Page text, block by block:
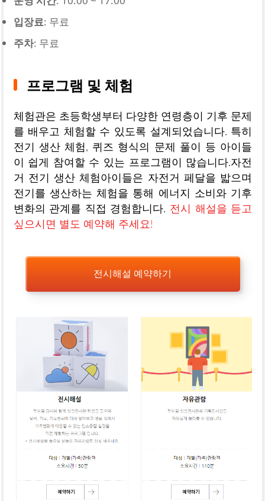
입장료: 무료
주차: 무료
프로그램 및 체험
체험관은 초등학생부터 다양한 연령층이 기후 문제
를 배우고 체험할 수 있도록 설계되었습니다. 특히
전기 생산 체험, 퀴즈 형식의 문제 풀이 등 아이들
이 쉽게 참여할 수 있는 프로그램이 많습니다.자전
거 전기 생산 체험아이들은 자전거 페달을 밟으며
전기를 생산하는 체험을 통해 에너지 소비와 기후
변화의 관계를 직접 경험합니다. 전시 해설을 듣고
싶으시면 별도 예약해 주세요!
전시해설 예약하기